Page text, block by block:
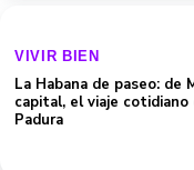
VIVIR BIEN
La Habana de paseo: de
capital, el viaje cotidiano
Padura